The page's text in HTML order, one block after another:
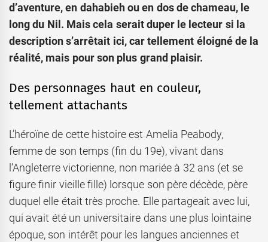
d’aventure, en dahabieh ou en dos de chameau, le
long du Nil. Mais cela serait duper le lecteur si la
description s’arrêtait ici, car tellement éloigné de la
réalité, mais pour son plus grand plaisir.
Des personnages haut en couleur,
tellement attachants
L’héroïne de cette histoire est Amelia Peabody,
femme de son temps (fin du 19e), vivant dans
l’Angleterre victorienne, non mariée à 32 ans (et se
figure finir vieille fille) lorsque son père décède, père
duquel elle était très proche. Elle partageait avec lui,
qui avait été un universitaire dans une plus lointaine
époque, son intérêt pour les langues anciennes et